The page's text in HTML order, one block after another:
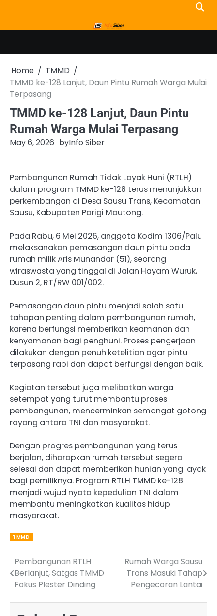
content
Home
TMMD
TMMD ke-128 Lanjut, Daun Pintu Rumah Warga Mulai
Terpasang
TMMD ke-128 Lanjut, Daun Pintu
Rumah Warga Mulai Terpasang
May 6, 2026 byInfo Siber
Pembangunan Rumah Tidak Layak Huni (RTLH)
dalam program TMMD ke-128 terus menunjukkan
perkembangan di Desa Sausu Trans, Kecamatan
Sausu, Kabupaten Parigi Moutong.
Pada Rabu, 6 Mei 2026, anggota Kodim 1306/Palu
melaksanakan pemasangan daun pintu pada
rumah milik Aris Munandar (51), seorang
wiraswasta yang tinggal di Jalan Hayam Wuruk,
Dusun 2, RT/RW 001/002.
Pemasangan daun pintu menjadi salah satu
tahapan penting dalam pembangunan rumah,
karena berfungsi memberikan keamanan dan
kenyamanan bagi penghuni. Proses pengerjaan
dilakukan dengan penuh ketelitian agar pintu
terpasang rapi dan dapat berfungsi dengan baik.
Kegiatan tersebut juga melibatkan warga
setempat yang turut membantu proses
pembangunan, mencerminkan semangat gotong
royong antara TNI dan masyarakat.
Dengan progres pembangunan yang terus
berjalan, diharapkan rumah tersebut segera
selesai dan dapat memberikan hunian yang layak
bagi pemiliknya. Program RTLH TMMD ke-128
menjadi wujud nyata kepedulian TNI dalam
membantu meningkatkan kualitas hidup
masyarakat.
TMMD
Post
navigation
Pembangunan RTLH
Berlanjut, Satgas TMMD
Fokus Plester Dinding
Rumah Warga Sausu
Trans Masuki Tahap
Pengecoran Lantai